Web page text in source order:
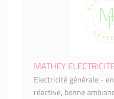
MATHEY ELECTRICITE
Electricité générale -
réactive, bonne